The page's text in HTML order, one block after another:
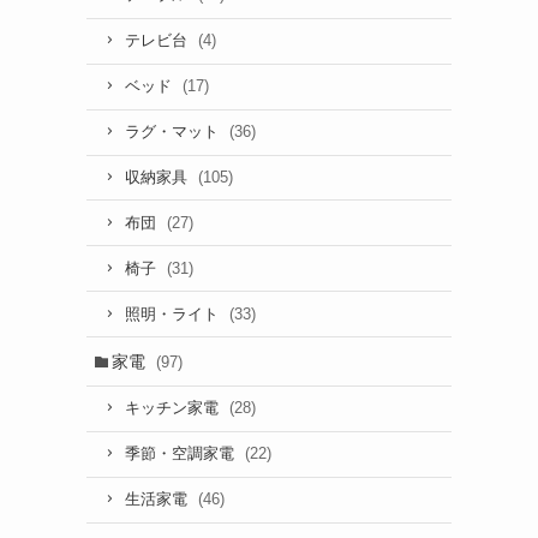
テレビ台 (4)
ベッド (17)
ラグ・マット (36)
収納家具 (105)
布団 (27)
椅子 (31)
照明・ライト (33)
家電 (97)
キッチン家電 (28)
季節・空調家電 (22)
生活家電 (46)